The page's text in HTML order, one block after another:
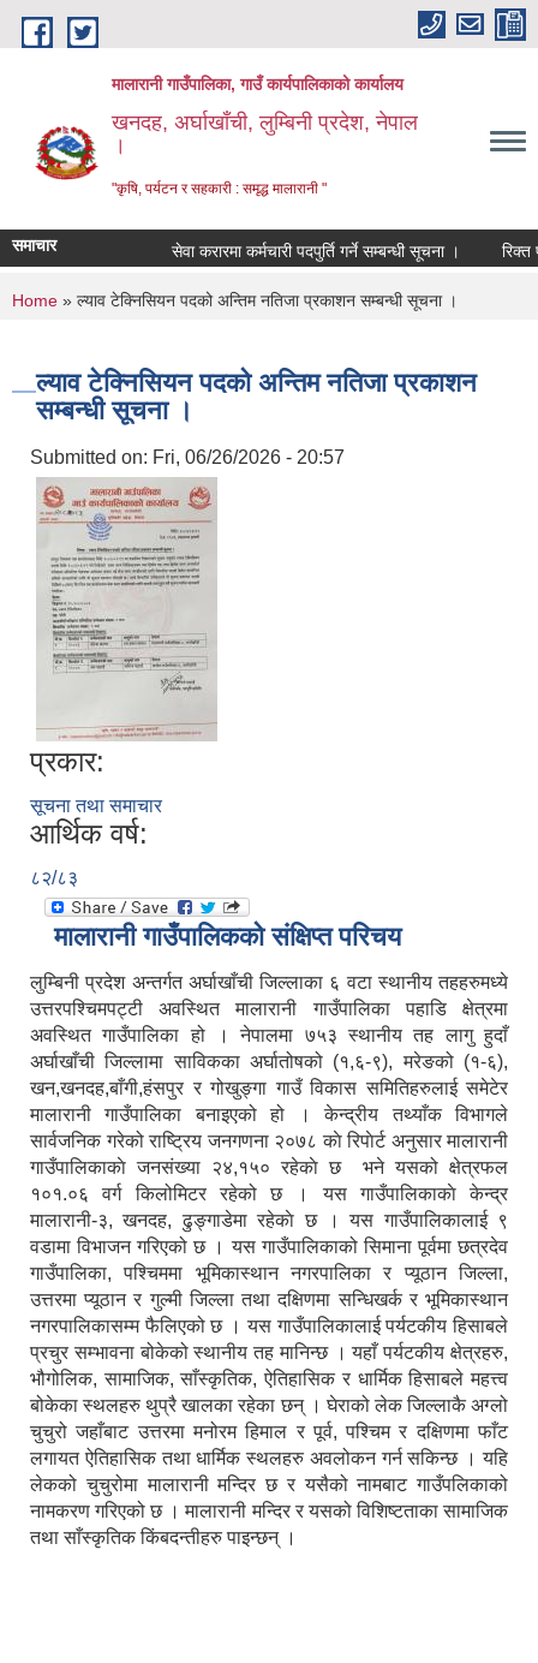
Skip to main content
मालारानी गाउँपालिका, गाउँ कार्यपालिकाको कार्यालय
खनदह, अर्घाखाँची, लुम्बिनी प्रदेश, नेपाल
।
"कृषि, पर्यटन र सहकारी : समृद्ध मालारानी "
समाचार सेवा करारमा कर्मचारी पदपुर्ति गर्ने सम्बन्धी सूचना । रिक्त
You are here
Home » ल्याव टेक्निसियन पदको अन्तिम नतिजा प्रकाशन सम्बन्धी सूचना ।
ल्याव टेक्निसियन पदको अन्तिम नतिजा प्रकाशन
सम्बन्धी सूचना ।
Submitted on: Fri, 06/26/2026 - 20:57
प्रकार:
सूचना तथा समाचार
आर्थिक वर्ष:
८२/८३
मालारानी गाउँपालिकको संक्षिप्त परिचय
लुम्बिनी प्रदेश अन्तर्गत अर्घाखाँची जिल्लाका ६ वटा स्थानीय तहहरुमध्ये
उत्तरपश्चिमपट्टी अवस्थित मालारानी गाउँपालिका पहाडि क्षेत्रमा
अवस्थित गाउँपालिका हो । नेपालमा ७५३ स्थानीय तह लागु हुदाँ
अर्घाखाँची जिल्लामा साविकका अर्घातोषको (१,६-९), मरेङको (१-६),
खन,खनदह,बाँगी,हंसपुर र गोखुङ्गा गाउँ विकास समितिहरुलाई समेटेर
मालारानी गाउँपालिका बनाइएको हो । केन्द्रीय तथ्याँक विभागले
सार्वजनिक गरेको राष्ट्रिय जनगणना २०७८ काे रिपाेर्ट अनुसार मालारानी
गाउँपालिकाकाे जनसंख्या २४,१५० रहेकाे छ भने यसको क्षेत्रफल
१०१.०६ वर्ग किलोमिटर रहेको छ । यस गाउँपालिकाकाे केन्द्र
मालारानी-३, खनदह, ढुङ्गाडेमा रहेकाे छ । यस गाउँपालिकालाई ९
वडामा विभाजन गरिएको छ । यस गाउँपालिकाको सिमाना पूर्वमा छत्रदेव
गाउँपालिका, पश्चिममा भूमिकास्थान नगरपालिका र प्यूठान जिल्ला,
उत्तरमा प्यूठान र गुल्मी जिल्ला तथा दक्षिणमा सन्धिखर्क र भूमिकास्थान
नगरपालिकासम्म फैलिएको छ । यस गाउँपालिकालाई पर्यटकीय हिसाबले
प्रचुर सम्भावना बोकेको स्थानीय तह मानिन्छ । यहाँ पर्यटकीय क्षेत्रहरु,
भौगोलिक, सामाजिक, साँस्कृतिक, ऐतिहासिक र धार्मिक हिसाबले महत्त्व
बोकेका स्थलहरु थुप्रै खालका रहेका छन् । घेराको लेक जिल्लाकै अग्लो
चुचुरो जहाँबाट उत्तरमा मनोरम हिमाल र पूर्व, पश्चिम र दक्षिणमा फाँट
लगायत ऐतिहासिक तथा धार्मिक स्थलहरु अवलोकन गर्न सकिन्छ । यहि
लेकको चुचुरोमा मालारानी मन्दिर छ र यसैको नामबाट गाउँपलिकाको
नामकरण गरिएको छ । मालारानी मन्दिर र यसको विशिष्टताका सामाजिक
तथा साँस्कृतिक किंबदन्तीहरु पाइन्छन् ।